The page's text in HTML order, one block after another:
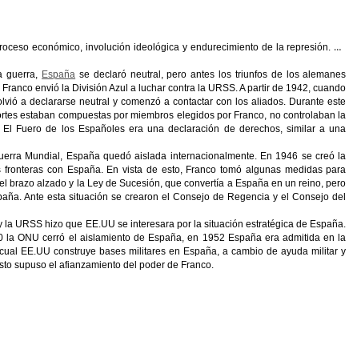
económico, involución ideológica y endurecimiento de la represión. En
guerra, España se declaró neutral, pero antes los triunfos de los alemanes
envió la División Azul a luchar contra la URSS. A partir de 1942, cuando
a declararse neutral y comenzó a contactar con los aliados. Durante este
estaban compuestas por miembros elegidos por Franco, no controlaban la
Fuero de los Españoles era una declaración de derechos, similar a una
Mundial, España quedó aislada internacionalmente. En 1946 se creó la
con España. En vista de esto, Franco tomó algunas medidas para
brazo alzado y la Ley de Sucesión, que convertía a España en un reino, pero
Ante esta situación se crearon el Consejo de Regencia y el Consejo del
URSS hizo que EE.UU se interesara por la situación estratégica de España.
ONU cerró el aislamiento de España, en 1952 España era admitida en la
EE.UU construye bases militares en España, a cambio de ayuda militar y
supuso el afianzamiento del poder de Franco.